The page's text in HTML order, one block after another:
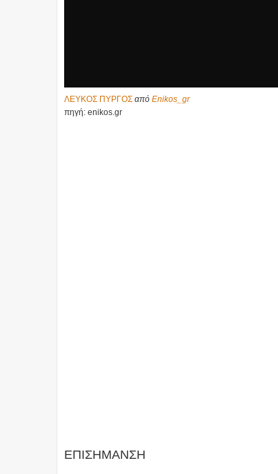
ΛΕΥΚΟΣ ΠΥΡΓΟΣ από Enikos_gr
πηγή: enikos.gr
ΕΠΙΣΗΜΑΝΣΗ